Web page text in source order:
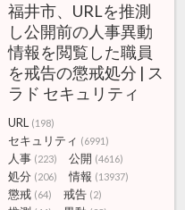
福井市、URLを推測
し公開前の人事異動
情報を閲覧した職員
を戒告の懲戒処分 | ス
ラド セキュリティ
URL (198)
セキュリティ (6991)
人事 (223) 公開 (4616)
処分 (206) 情報 (13937)
懲戒 (64) 戒告 (2)